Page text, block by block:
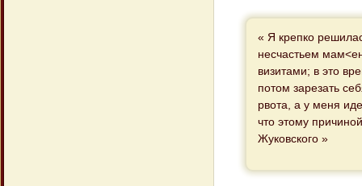
« Я крепко
несчастьем
визитами; в это
потом зарезать
рвота, а у меня
что этому
Жуковского »